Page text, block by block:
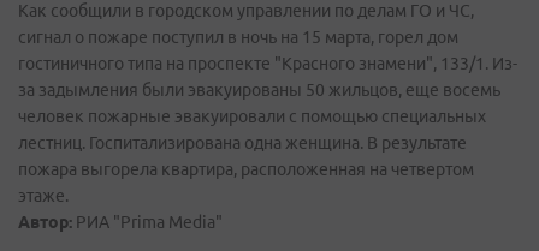
Как сообщили в городском управлении по делам ГО и ЧС,
сигнал о пожаре поступил в ночь на 15 марта, горел дом
гостиничного типа на проспекте "Красного знамени", 133/1. Из-
за задымления были эвакуированы 50 жильцов, еще восемь
человек пожарные эвакуировали с помощью специальных
лестниц. Госпитализирована одна женщина. В результате
пожара выгорела квартира, расположенная на четвертом
этаже.
Автор: РИА "Prima Media"